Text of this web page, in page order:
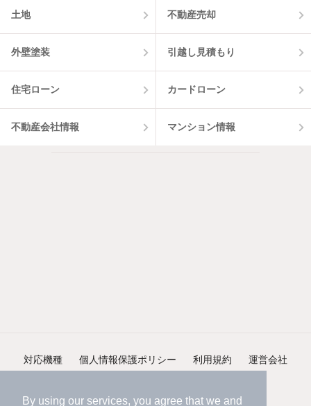
By using our services, you agree that we and
土地 不動産売却
外壁塗装 引越し見積もり
住宅ローン カードローン
不動産会社情報 マンション情報
対応機種 個人情報保護ポリシー 利用規約 運営会社